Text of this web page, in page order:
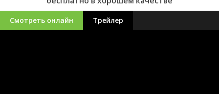
Смотреть онлайн Трейлер